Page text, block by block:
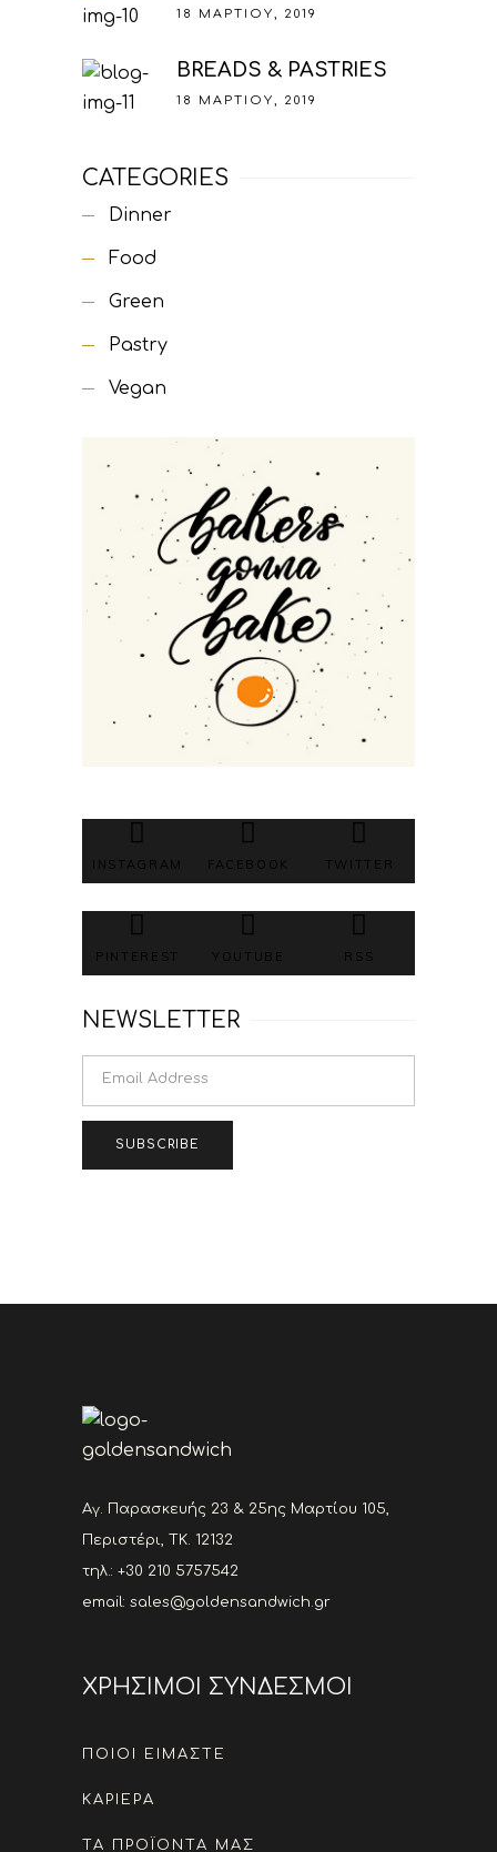
18 ΜΑΡΤΊΟΥ, 2019
BREADS & PASTRIES
18 ΜΑΡΤΊΟΥ, 2019
CATEGORIES
Dinner
Food
Green
Pastry
Vegan
INSTAGRAM FACEBOOK TWITTER
PINTEREST YOUTUBE RSS
NEWSLETTER
SUBSCRIBE
Αγ. Παρασκευής 23 & 25ης Μαρτίου 105,
Περιστέρι, ΤΚ. 12132
τηλ.: +30 210 5757542
email: sales@goldensandwich.gr
ΧΡΗΣΙΜΟΙ ΣΥΝΔΕΣΜΟΙ
ΠΟΙΟΙ ΕΙΜΑΣΤΕ
ΚΑΡΙΕΡΑ
ΤΑ ΠΡΟΪΟΝΤΑ ΜΑΣ